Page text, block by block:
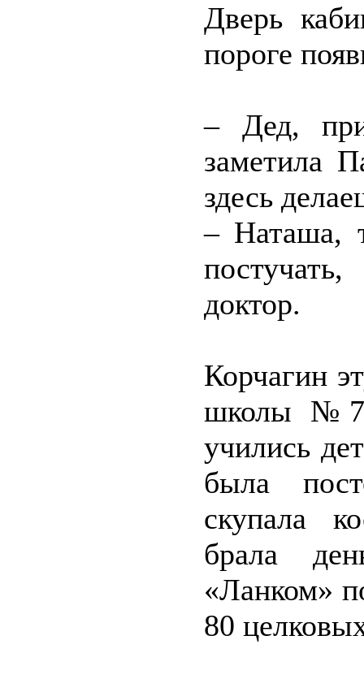
Дверь
пороге
– Дед,
заметила
здесь
– Наташа,
доктор.
Корчагин
школы
учились
была
скупала
брала
«Ланком»
80